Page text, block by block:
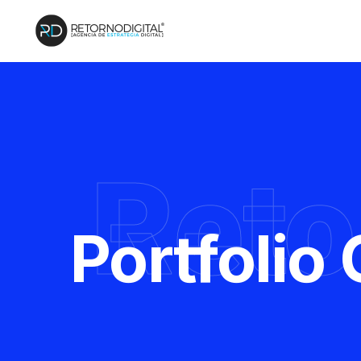
Portfolio